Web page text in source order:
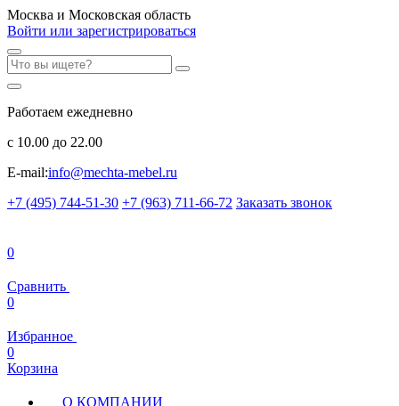
Москва и Московская область
Войти или зарегистрироваться
Работаем ежедневно
с 10.00 до 22.00
E-mail:info@mechta-mebel.ru
+7 (495) 744-51-30 +7 (963) 711-66-72 Заказать звонок
0
Сравнить
0
Избранное
0
Корзина
О КОМПАНИИ